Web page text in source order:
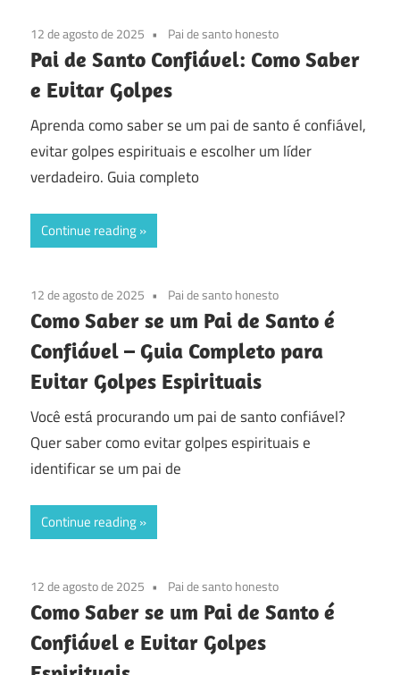
12 de agosto de 2025 Pai de santo honesto
Pai de Santo Confiável: Como Saber
e Evitar Golpes
Aprenda como saber se um pai de santo é confiável,
evitar golpes espirituais e escolher um líder
verdadeiro. Guia completo
Continue reading
12 de agosto de 2025 Pai de santo honesto
Como Saber se um Pai de Santo é
Confiável – Guia Completo para
Evitar Golpes Espirituais
Você está procurando um pai de santo confiável?
Quer saber como evitar golpes espirituais e
identificar se um pai de
Continue reading
12 de agosto de 2025 Pai de santo honesto
Como Saber se um Pai de Santo é
Confiável e Evitar Golpes